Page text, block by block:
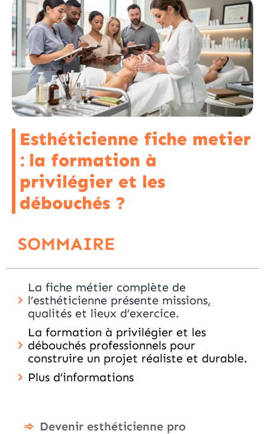
Esthéticienne fiche metier
: la formation à
privilégier et les
débouchés ?
SOMMAIRE
La fiche métier complète de
l’esthéticienne présente missions,
qualités et lieux d’exercice.
La formation à privilégier et les
débouchés professionnels pour
construire un projet réaliste et durable.
Plus d’informations
Devenir esthéticienne pro